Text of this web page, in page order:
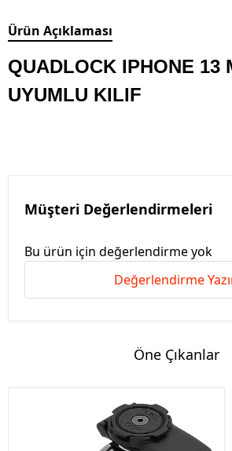
Ürün Açıklaması
QUADLOCK IPHONE 13
UYUMLU KILIF
Müşteri Değerlendirmeleri
Bu ürün için değerlendirme yok
Değerlendirme
Öne Çıkanlar